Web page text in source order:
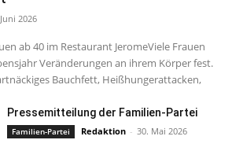
2026
ab 40 im Restaurant JeromeViele Frauen
Veränderungen an ihrem Körper fest.
Bauchfett, Heißhungerattacken,
Pressemitteilung der Familien-Partei
Familien-Partei Redaktion - 30. Mai 2026